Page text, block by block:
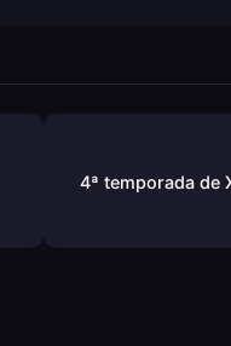
4ª temporada de